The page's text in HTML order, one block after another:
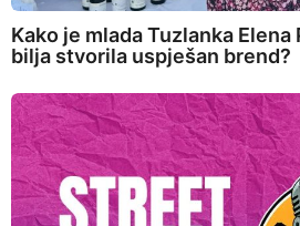
Kako je mlada Tuzlanka
bilja stvorila uspješan brend?